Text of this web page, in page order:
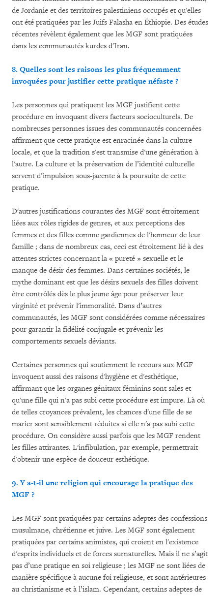
de Jordanie et des territoires palestiniens occupés et qu'elles
ont été pratiquées par les Juifs Falasha en Éthiopie. Des études
récentes révèlent également que les MGF sont pratiquées
dans les communautés kurdes d'Iran.
8. Quelles sont les raisons les plus fréquemment
invoquées pour justifier cette pratique néfaste ?
Les personnes qui pratiquent les MGF justifient cette
procédure en invoquant divers facteurs socioculturels. De
nombreuses personnes issues des communautés concernées
affirment que cette pratique est enracinée dans la culture
locale, et que la tradition s'est transmise d'une génération à
l'autre. La culture et la préservation de l’identité culturelle
servent d’impulsion sous-jacente à la poursuite de cette
pratique.
D'autres justifications courantes des MGF sont étroitement
liées aux rôles rigides de genres, et aux perceptions des
femmes et des filles comme gardiennes de l'honneur de leur
famille ; dans de nombreux cas, ceci est étroitement lié à des
attentes strictes concernant la « pureté » sexuelle et le
manque de désir des femmes. Dans certaines sociétés, le
mythe dominant est que les désirs sexuels des filles doivent
être contrôlés dès le plus jeune âge pour préserver leur
virginité et prévenir l'immoralité. Dans d’autres
communautés, les MGF sont considérées comme nécessaires
pour garantir la fidélité conjugale et prévenir les
comportements sexuels déviants.
Certaines personnes qui soutiennent le recours aux MGF
invoquent aussi des raisons d'hygiène et d'esthétique,
affirmant que les organes génitaux féminins sont sales et
qu'une fille qui n'a pas subi cette procédure est impure. Là où
de telles croyances prévalent, les chances d'une fille de se
marier sont sensiblement réduites si elle n'a pas subi cette
procédure. On considère aussi parfois que les MGF rendent
les filles attirantes. L'infibulation, par exemple, permettrait
d'obtenir une espèce de douceur esthétique.
9. Y a-t-il une religion qui encourage la pratique des
MGF ?
Les MGF sont pratiquées par certains adeptes des confessions
musulmane, chrétienne et juive. Les MGF sont également
pratiquées par certains animistes, qui croient en l'existence
d'esprits individuels et de forces surnaturelles. Mais il ne s’agit
pas d’une pratique en soi religieuse ; les MGF ne sont liées de
manière spécifique à aucune foi religieuse, et sont antérieures
au christianisme et à l’islam. Cependant, certains adeptes de